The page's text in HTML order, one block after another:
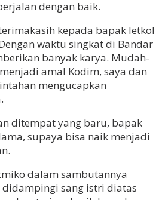
dengan baik.
kepada bapak letkol
waktu singkat di Bandar
banyak karya. Mudah-
amal Kodim, saya dan
mengucapkan
ditempat yang baru, bapak
supaya bisa naik menjadi
dalam sambutannya
didampingi sang istri diatas